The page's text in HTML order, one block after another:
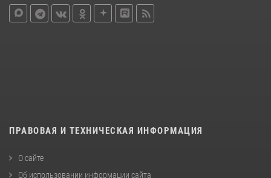
ПРАВОВАЯ И ТЕХНИЧЕСКАЯ ИНФОРМАЦИЯ
О сайте
Об использовании информации сайта